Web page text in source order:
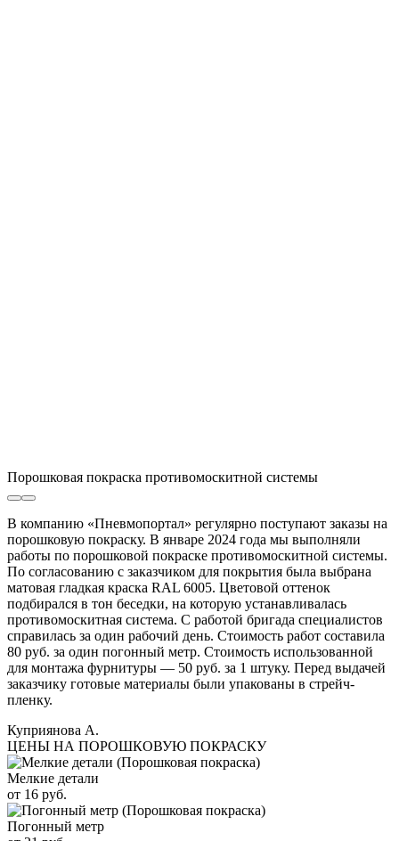
Порошковая покраска противомоскитной системы
В компанию «Пневмопортал» регулярно поступают заказы на
порошковую покраску. В январе 2024 года мы выполняли
работы по порошковой покраске противомоскитной системы.
По согласованию с заказчиком для покрытия была выбрана
матовая гладкая краска RAL 6005. Цветовой оттенок
подбирался в тон беседки, на которую устанавливалась
противомоскитная система. С работой бригада специалистов
справилась за один рабочий день. Стоимость работ составила
80 руб. за один погонный метр. Стоимость использованной
для монтажа фурнитуры — 50 руб. за 1 штуку. Перед выдачей
заказчику готовые материалы были упакованы в стрейч-
пленку.
Куприянова А.
ЦЕНЫ НА ПОРОШКОВУЮ ПОКРАСКУ
Мелкие детали
от 16 руб.
Погонный метр